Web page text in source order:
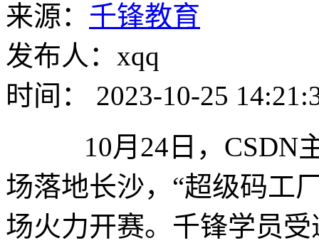
来源： 千锋教育
发布人：xqq
时间： 2023-10-25
10月24日，CSDN主
场落地长沙，“超级码工
场火力开赛。千锋学员